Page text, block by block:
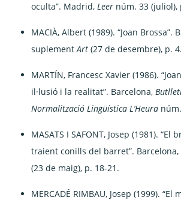
oculta”. Madrid,Leer núm. 33 (juliol),
MACIÀ, Albert (1989). “Joan Brossa”.
suplementArt(27 de desembre), p. 4.
MARTÍN, Francesc Xavier (1986).
il·lusió i la realitat”. Barcelona,
Normalització Lingüística L’Heura
MASATS I SAFONT, Josep (1981). “El
traient conills del barret”. Barcelona,
(23 de maig), p. 18-21.
MERCADÉ RIMBAU, Josep (1999). “El